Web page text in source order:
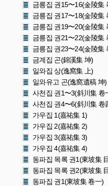
금릉집 권15〜16(金陵集
금릉집 권17〜18(金陵集
금릉집 권19〜20(金陵集
금릉집 권21〜22(金陵集
금릉집 권23〜24(金陵集
금계집 곤(錦溪集 坤)
일와집 상(逸窩集 上)
일와유고 곤(逸窩遺稿 坤)
사천집 권1〜3(斜川集 卷
사천집 권4〜6(斜川集 卷
가우집 1(嘉祐集 1)
가우집 2(嘉祐集 2)
가우집 3(嘉祐集 3)
가우집 4(嘉祐集 4)
동파집 목록 권1(東坡集
동파집 목록 권2(東坡集
동파집 권1(東坡集 卷一)